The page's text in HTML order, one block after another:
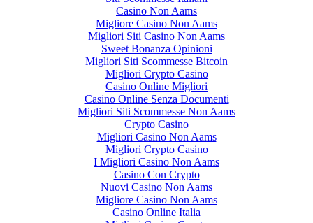
Casino Non Aams
Migliore Casino Non Aams
Migliori Siti Casino Non Aams
Sweet Bonanza Opinioni
Migliori Siti Scommesse Bitcoin
Migliori Crypto Casino
Casino Online Migliori
Casino Online Senza Documenti
Migliori Siti Scommesse Non Aams
Crypto Casino
Migliori Casino Non Aams
Migliori Crypto Casino
I Migliori Casino Non Aams
Casino Con Crypto
Nuovi Casino Non Aams
Migliore Casino Non Aams
Casino Online Italia